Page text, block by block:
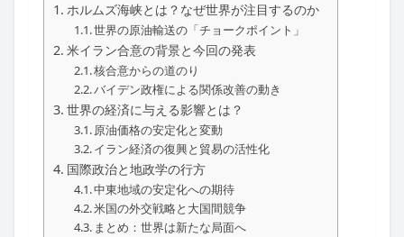
ホルムズ海峡とは？なぜ世界が注目するのか
世界の原油輸送の「チョークポイント」
米イラン合意の背景と今回の発表
核合意からの道のり
バイデン政権による関係改善の動き
世界の経済に与える影響とは？
原油価格の安定化と変動
イラン経済の復興と貿易の活性化
国際政治と地政学の行方
中東地域の安定化への期待
米国の外交戦略と大国間競争
まとめ：世界は新たな局面へ